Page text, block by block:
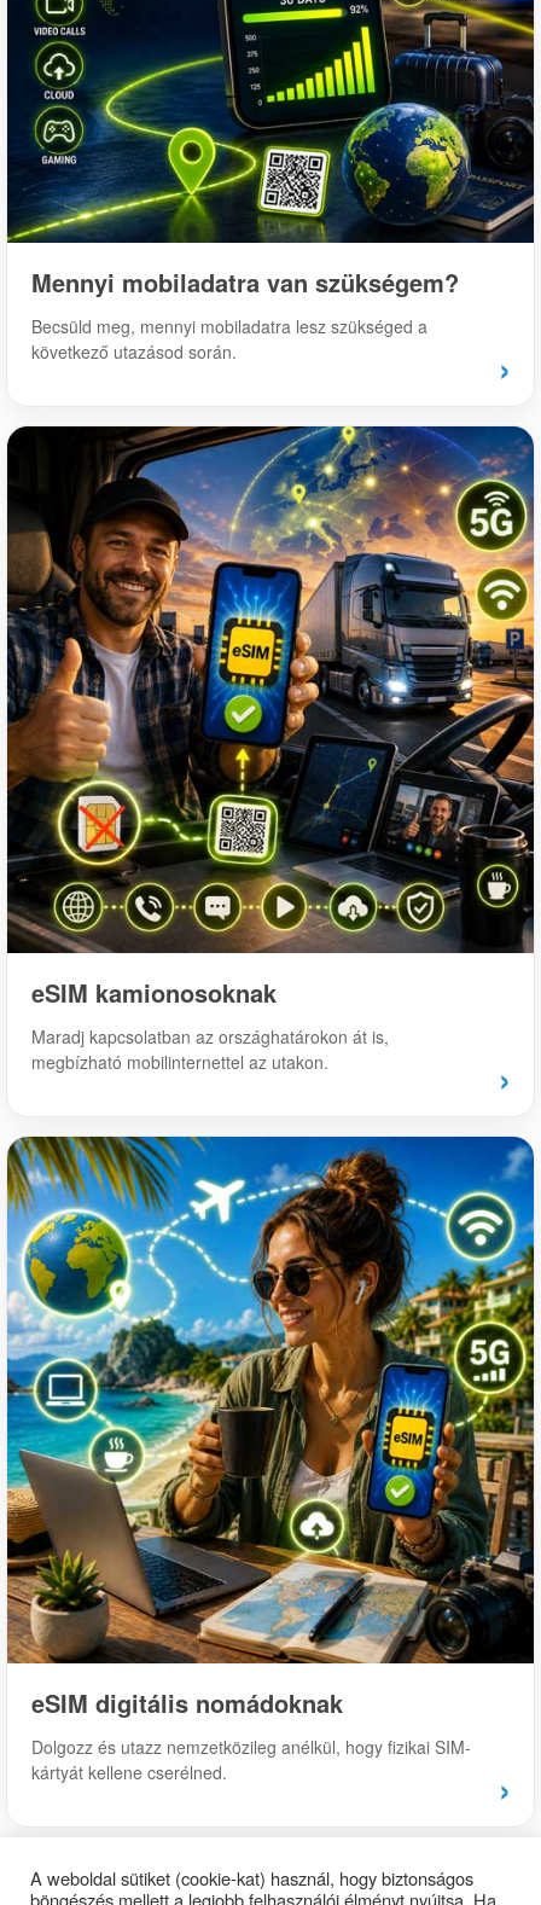
Mennyi mobiladatra van szükségem?
Becsüld meg, mennyi mobiladatra lesz szükséged a
következő utazásod során.
›
eSIM kamionosoknak
Maradj kapcsolatban az országhatárokon át is,
megbízható mobilinternettel az utakon.
›
eSIM digitális nomádoknak
Dolgozz és utazz nemzetközileg anélkül, hogy fizikai SIM-
kártyát kellene cserélned.
›
A weboldal sütiket (cookie-kat) használ, hogy biztonságos
böngészés mellett a legjobb felhasználói élményt nyújtsa. Ha